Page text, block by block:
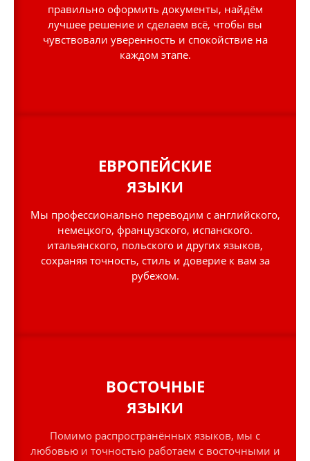
правильно оформить документы, найдём
лучшее решение и сделаем всё, чтобы вы
чувствовали уверенность и спокойствие на
каждом этапе.
ЕВРОПЕЙСКИЕ
ЯЗЫКИ
Мы профессионально переводим с английского,
немецкого, французского, испанского.
итальянского, польского и других языков,
сохраняя точность, стиль и доверие к вам за
рубежом.
ВОСТОЧНЫЕ
ЯЗЫКИ
Помимо распространённых языков, мы с
любовью и точностью работаем с восточными и